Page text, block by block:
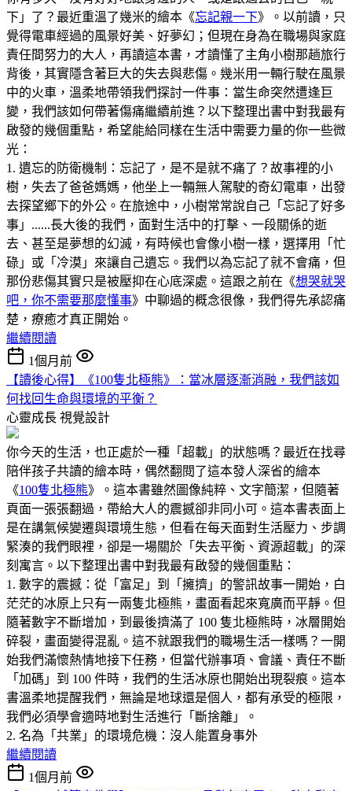
下」了？最近重溫了幾米的繪本《忘記親一下》。以前讀，只
覺得電車經過的風景好美、好夢幻；但現在身為在職場與家庭
責任間努力的大人，再讀這本書，才讀懂了主角小樹那趟旅行
背後，其實隱含著巨大的失去與悲傷。幾米用一輛行駛在風景
中的火車，溫柔地帶領我們探討一件事：當生命突然遭逢巨
變，我們該如何帶著傷痛繼續前進？以下整理出書中對我最有
啟發的幾個重點，希望能給同樣在生活中需要力量的你一些微
光：
1. 遺忘的防衛機制：忘記了，是不是就不痛了？故事裡的小
樹，失去了爸爸媽媽，他坐上一輛無人駕駛的奇幻電車，出發
去探望鄉下的外公。在旅途中，小樹常常說自己「忘記了好多
事」......長大後的我們，面對生活中的打擊、一段關係的逝
去、甚至是夢想的幻滅，有時候也會像小樹一樣，選擇用「忙
碌」或「冷漠」來讓自己遺忘。我們以為忘記了就不會痛，但
那份悲傷其實只是被壓抑在心底深處。這跟之前在《想哭就哭
吧，你不需要那麼懂事》中聊過的概念很像，我們得先承認痛
楚，療癒才真正開始。
繼續閱讀
1個月前
【讀後心得】《100隻北極熊》：當冰層逐漸消融，我們該如
何找回生命與環境的平衡？
心靈成長 視覺設計
你今天的生活，也正處於一種「超載」的狀態嗎？最近在找尋
陪伴孩子共讀的繪本時，偶然翻閱了這本發人深省的繪本
《100隻北極熊》。這本書雖然圖像純粹、文字簡潔，但隨著
頁面一張張翻過，帶給大人的震撼卻非同小可。這本書表面上
是在講氣候變遷與環境生態，但看在每天面對生活壓力、步調
緊湊的我們眼裡，卻是一場關於「失去平衡、資源超載」的深
刻寓言。以下整理出書中對我最有啟發的幾個重點：
1. 數字的震撼：從「富足」到「擁擠」的警訊故事一開始，白
茫茫的冰原上只有一兩隻北極熊，畫面看起來寬廣而平靜。但
隨著數字不斷增加，到最後擠滿了 100 隻北極熊時，冰層開始
碎裂，畫面變得混亂。這不就跟我們的職場生活一樣嗎？一開
始我們滿懷熱情地接下任務，但當代辦事項、會議、責任不斷
「加碼」到 100 件時，我們的生活冰原也開始出現裂痕。這本
書溫柔地提醒我們，無論是地球還是個人，都有承受的極限，
我們必須學會適時地對生活進行「斷捨離」。
2. 名為「共業」的環境危機：沒人能置身事外
繼續閱讀
1個月前